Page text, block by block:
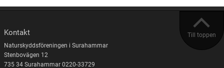
Till toppen
Kontakt
Naturskyddsföreningen i Surahammar
Stenbovägen 12
735 34 Surahammar 0220-33729